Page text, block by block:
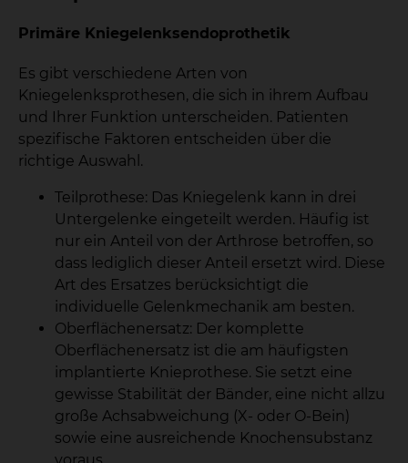
Primäre Kniegelenksendoprothetik
Es gibt verschiedene Arten von
Kniegelenksprothesen, die sich in ihrem Aufbau
und Ihrer Funktion unterscheiden. Patienten
spezifische Faktoren entscheiden über die
richtige Auswahl.
Teilprothese: Das Kniegelenk kann in drei
Untergelenke eingeteilt werden. Häufig ist
nur ein Anteil von der Arthrose betroffen, so
dass lediglich dieser Anteil ersetzt wird. Diese
Art des Ersatzes berücksichtigt die
individuelle Gelenkmechanik am besten.
Oberflächenersatz: Der komplette
Oberflächenersatz ist die am häufigsten
implantierte Knieprothese. Sie setzt eine
gewisse Stabilität der Bänder, eine nicht allzu
große Achsabweichung (X- oder O-Bein)
sowie eine ausreichende Knochensubstanz